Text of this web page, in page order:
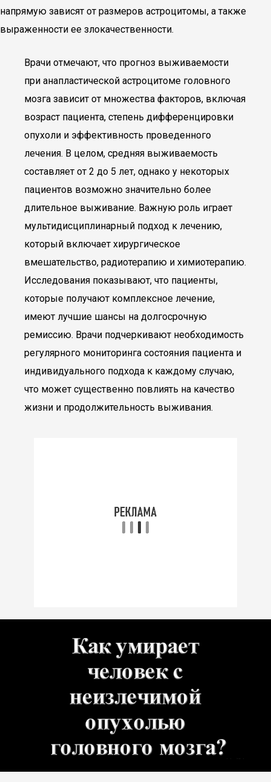
напрямую зависят от размеров астроцитомы, а также
выраженности ее злокачественности.
Врачи отмечают, что прогноз выживаемости
при анапластической астроцитоме головного
мозга зависит от множества факторов, включая
возраст пациента, степень дифференцировки
опухоли и эффективность проведенного
лечения. В целом, средняя выживаемость
составляет от 2 до 5 лет, однако у некоторых
пациентов возможно значительно более
длительное выживание. Важную роль играет
мультидисциплинарный подход к лечению,
который включает хирургическое
вмешательство, радиотерапию и химиотерапию.
Исследования показывают, что пациенты,
которые получают комплексное лечение,
имеют лучшие шансы на долгосрочную
ремиссию. Врачи подчеркивают необходимость
регулярного мониторинга состояния пациента и
индивидуального подхода к каждому случаю,
что может существенно повлиять на качество
жизни и продолжительность выживания.